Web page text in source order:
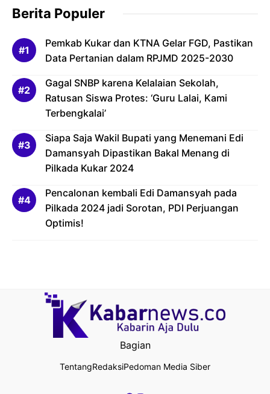
Berita Populer
Pemkab Kukar dan KTNA Gelar FGD, Pastikan
Data Pertanian dalam RPJMD 2025-2030
Gagal SNBP karena Kelalaian Sekolah,
Ratusan Siswa Protes: ‘Guru Lalai, Kami
Terbengkalai’
Siapa Saja Wakil Bupati yang Menemani Edi
Damansyah Dipastikan Bakal Menang di
Pilkada Kukar 2024
Pencalonan kembali Edi Damansyah pada
Pilkada 2024 jadi Sorotan, PDI Perjuangan
Optimis!
Bagian
TentangRedaksiPedoman Media Siber